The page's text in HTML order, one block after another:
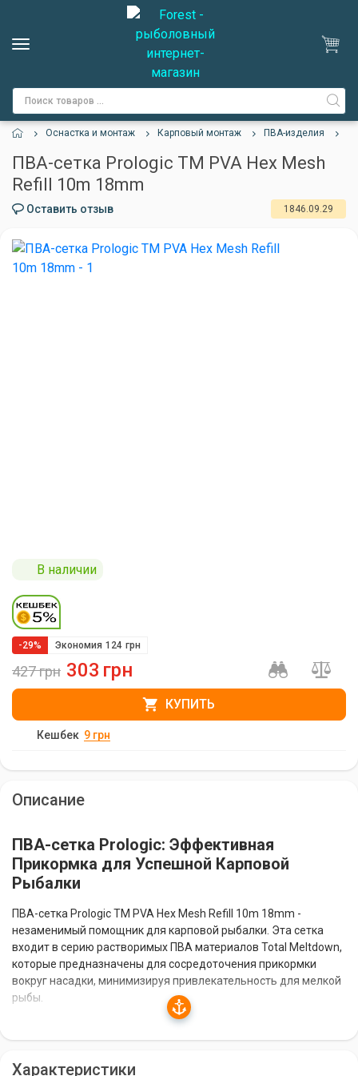
Оснастка и монтаж Карповый монтаж ПВА-изделия
ПВА-сетка Prologic TM PVA Hex Mesh
Refill 10m 18mm
Оставить отзыв 1846.09.29
В наличии
427грн
-29% Экономия 124 грн
303 грн
КУПИТЬ
Кешбек 9 грн
Описание
ПВА-сетка Prologic: Эффективная
Прикормка для Успешной Карповой
Рыбалки
ПВА-сетка Prologic TM PVA Hex Mesh Refill 10m 18mm -
незаменимый помощник для карповой рыбалки. Эта сетка
входит в серию растворимых ПВА материалов Total Meltdown,
которые предназначены для сосредоточения прикормки
вокруг насадки, минимизируя привлекательность для мелкой
рыбы.
Высококачественный ПВА для Безопасной
Характеристики